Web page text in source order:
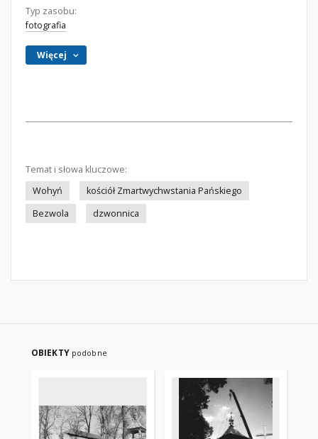
Typ zasobu:
fotografia
Więcej
Temat i słowa kluczowe:
Wohyń
kościół Zmartwychwstania Pańskiego
Bezwola
dzwonnica
OBIEKTY podobne